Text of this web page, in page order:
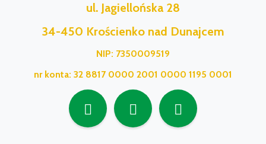
ul. Jagiellońska 28
34-450 Krościenko nad Dunajcem
NIP: 7350009519
nr konta: 32 8817 0000 2001 0000 1195 0001